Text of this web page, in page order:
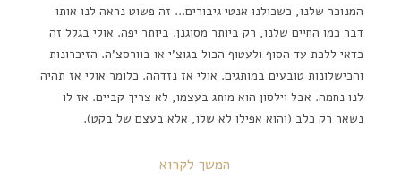
המנוכר שלנו, כשכולנו אנטי גיבורים... זה פשוט נראה לנו אותו
דבר כמו החיים שלנו, רק ביותר מסוגנן. ביותר יפה. אולי בגלל זה
כדאי ללכת עד הסוף ולעטוף הכול בגוצ'י או בוורסצ'ה. הזיכרונות
והכישלונות טובעים במותגים. אולי אז נזדהה. כלומר אולי אז תהיה
לנו נחמה. אבל וילסון הוא מותג בעצמו, לא צריך קביים. אז לו
נשאר רק כלב (והוא אפילו לא שלו, אלא בעצם של בקט).
המשך לקרוא